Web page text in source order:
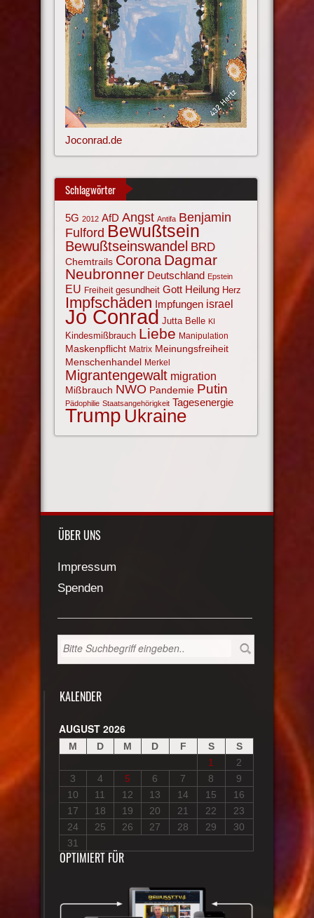
Joconrad.de
Schlagwörter
5G 2012 AfD Angst Antifa Benjamin
Fulford Bewußtsein
Bewußtseinswandel BRD
Chemtrails Corona Dagmar
Neubronner Deutschland Epstein
EU Freiheit gesundheit Gott Heilung Herz
Impfschäden Impfungen israel
Jo Conrad Jutta Belle KI
Kindesmißbrauch Liebe Manipulation
Maskenpflicht Matrix Meinungsfreiheit
Menschenhandel Merkel
Migrantengewalt migration
Mißbrauch NWO Pandemie Putin
Pädophilie Staatsangehörigkeit Tagesenergie
Trump Ukraine
ÜBER UNS
Impressum
Spenden
KALENDER
AUGUST 2026
M D M D F S
S
1
2
3
4 5 6 7 8
9
10
11 12 13 14 15
16
17
18 19 20 21 22
23
24
25 26 27 28 29
30
31
OPTIMIERT FÜR